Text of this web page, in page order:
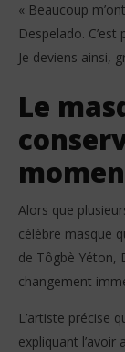
« Beaucoup
Despelado.
Je deviens ainsi,
Le
Alors que
célèbre masque
de Tôgbè Yéton,
changement
L’artiste précise
expliquant